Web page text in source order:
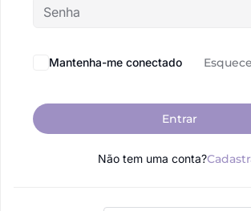
Mantenha-me conectado
Entrar
Não tem uma conta?